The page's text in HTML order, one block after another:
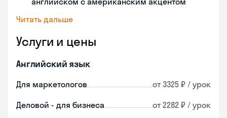
Читать дальше
Услуги и цены
Английский язык
Для маркетологов от 3325 ₽ / урок
Деловой - для бизнеса от 2282 ₽ / урок